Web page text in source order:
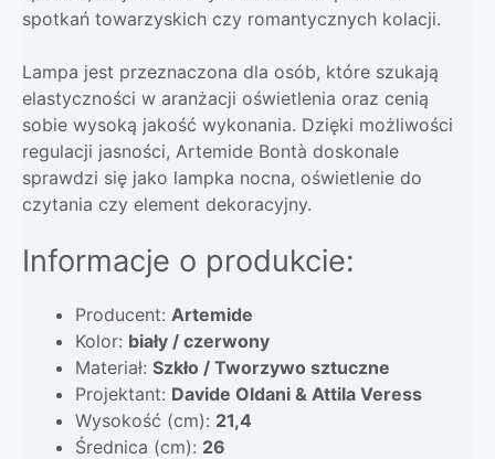
spotkań towarzyskich czy romantycznych kolacji.
Lampa jest przeznaczona dla osób, które szukają
elastyczności w aranżacji oświetlenia oraz cenią
sobie wysoką jakość wykonania. Dzięki możliwości
regulacji jasności, Artemide Bontà doskonale
sprawdzi się jako lampka nocna, oświetlenie do
czytania czy element dekoracyjny.
Informacje o produkcie:
Producent: Artemide
Kolor: biały / czerwony
Materiał: Szkło / Tworzywo sztuczne
Projektant: Davide Oldani & Attila Veress
Wysokość (cm): 21,4
Średnica (cm): 26